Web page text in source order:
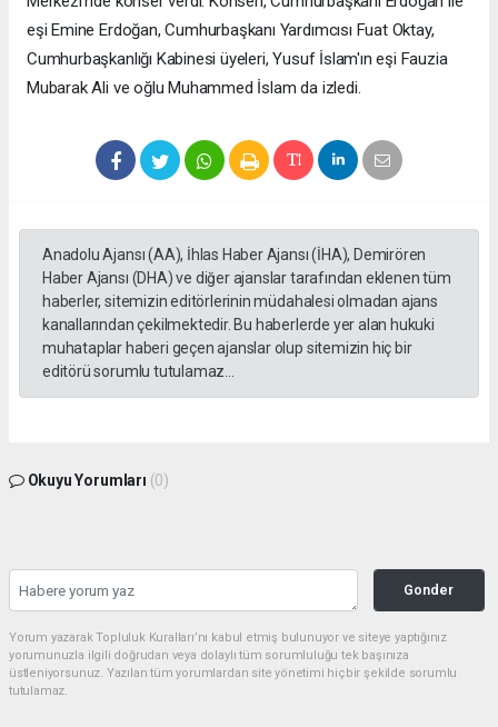
eşi Emine Erdoğan, Cumhurbaşkanı Yardımcısı Fuat Oktay,
Cumhurbaşkanlığı Kabinesi üyeleri, Yusuf İslam'ın eşi Fauzia
Mubarak Ali ve oğlu Muhammed İslam da izledi.
Anadolu Ajansı (AA), İhlas Haber Ajansı (İHA), Demirören
Haber Ajansı (DHA) ve diğer ajanslar tarafından eklenen tüm
haberler, sitemizin editörlerinin müdahalesi olmadan ajans
kanallarından çekilmektedir. Bu haberlerde yer alan hukuki
muhataplar haberi geçen ajanslar olup sitemizin hiç bir
editörü sorumlu tutulamaz...
Okuyu Yorumları (0)
Gonder
Yorum yazarak Topluluk Kuralları’nı kabul etmiş bulunuyor ve siteye yaptığınız
yorumunuzla ilgili doğrudan veya dolaylı tüm sorumluluğu tek başınıza
üstleniyorsunuz. Yazılan tüm yorumlardan site yönetimi hiçbir şekilde sorumlu
tutulamaz.